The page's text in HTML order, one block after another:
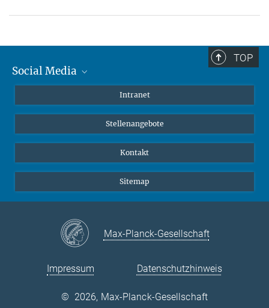
TOP
Social Media
LinkedIn
Intranet
Stellenangebote
Kontakt
Sitemap
Max-Planck-Gesellschaft
Impressum Datenschutzhinweis
© 2026, Max-Planck-Gesellschaft